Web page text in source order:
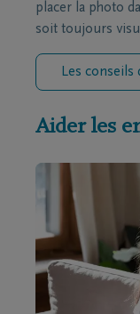
placer la photo
soit toujours
Les conseils
Aider les